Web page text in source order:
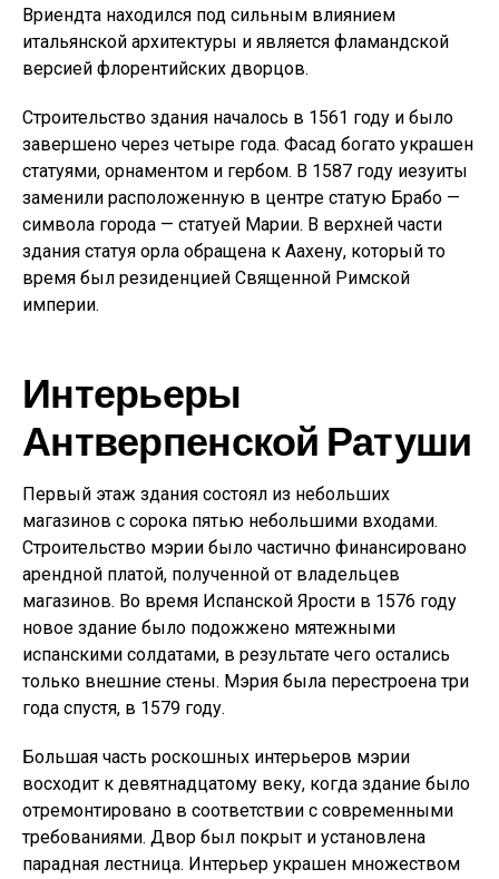
Вриендта находился под сильным влиянием
итальянской архитектуры и является фламандской
версией флорентийских дворцов.
Строительство здания началось в 1561 году и было
завершено через четыре года. Фасад богато украшен
статуями, орнаментом и гербом. В 1587 году иезуиты
заменили расположенную в центре статую Брабо —
символа города — статуей Марии. В верхней части
здания статуя орла обращена к Аахену, который то
время был резиденцией Священной Римской
империи.
Интерьеры
Антверпенской Ратуши
Первый этаж здания состоял из небольших
магазинов с сорока пятью небольшими входами.
Строительство мэрии было частично финансировано
арендной платой, полученной от владельцев
магазинов. Во время Испанской Ярости в 1576 году
новое здание было подожжено мятежными
испанскими солдатами, в результате чего остались
только внешние стены. Мэрия была перестроена три
года спустя, в 1579 году.
Большая часть роскошных интерьеров мэрии
восходит к девятнадцатому веку, когда здание было
отремонтировано в соответствии с современными
требованиями. Двор был покрыт и установлена ​​
парадная лестница. Интерьер украшен множеством